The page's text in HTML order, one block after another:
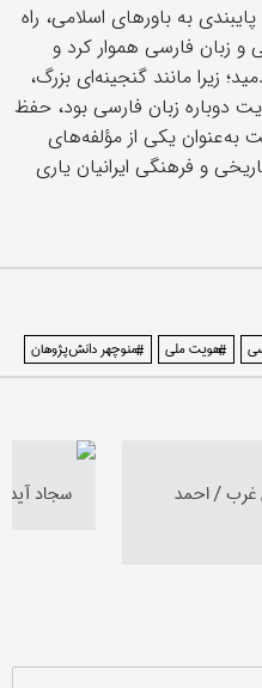
به باورهای اسلامی، راه
و زبان فارسی هموار کرد و
زیرا مانند گنجینه‌ای بزرگ،
دوباره زبان فارسی بود، حفظ
به‌عنوان یکی از مؤلفه‌های
و فرهنگی ایرانیان یاری
#هویت ملی #منوچهر دانش‌پژوهان
غرب / احمد
سجاد